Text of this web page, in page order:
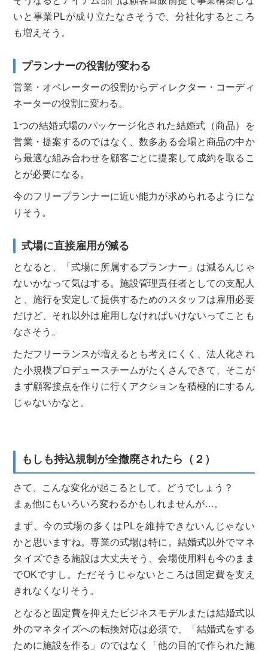
いと事業PLが成り立たなさそうで、分社化するところ
も増えそう。
プランナーの役割が変わる
営業・オペレーターの役割からディレクター・コーディ
ネーターの役割に変わる。
1つの結婚式場のパッケージ化された結婚式（商品）を
営業・提案するのではなく、数多ある会場と商品の中か
ら最適な組み合わせを顧客ごとに提案して成約を取るこ
とが必要になる。
今のフリープランナーに近い能力が求められるようにな
りそう。
式場に直接雇用が減る
となると、「式場に所属するプランナー」は減るんじゃ
ないかなって気はする。施設管理責任者としての支配人
と、施行を安定して提供するためのスタッフは雇用必要
だけど、それ以外は雇用しなければいけないってことも
なさそう。
ただフリーランスが増えるとも考えにくく、法人化され
た小規模プロデュースチームがたくさんできて、そこが
まず顧客接点を作りに行くアクションを積極的にするん
じゃないかなと。
もしも持込規制が全撤廃されたら（２）
さて、こんな変化が起こるとして、どうでしょう？
まぁ他にもいろいろ変わるかもしれませんが…。
まず、今の式場の多くはPLを維持できないんじゃない
かと思いますね。専業の式場は特に。結婚式以外でマネ
タイズできる施設は大丈夫そう、会場使用料も今のまま
でOKですし。ただそうじゃないところは固定費を支え
きれなくなりそう。
となると固定費を抑えたビジネスモデルまたは結婚式以
外のマネタイズへの転換対応は必須で、「結婚式をする
ために施設を作る」のではなく「他の目的で作られた施